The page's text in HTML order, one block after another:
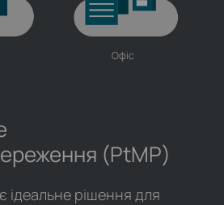
Офіс
(PtMP)
ідеальне рішення для